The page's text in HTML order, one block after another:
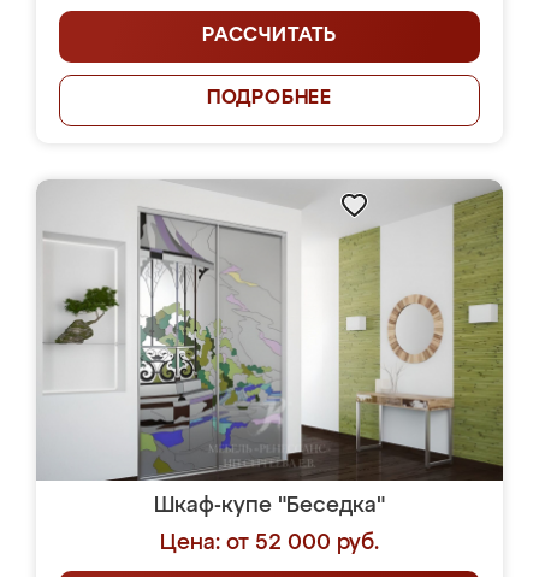
РАССЧИТАТЬ
ПОДРОБНЕЕ
Шкаф-купе "Беседка"
Цена: от 52 000 руб.